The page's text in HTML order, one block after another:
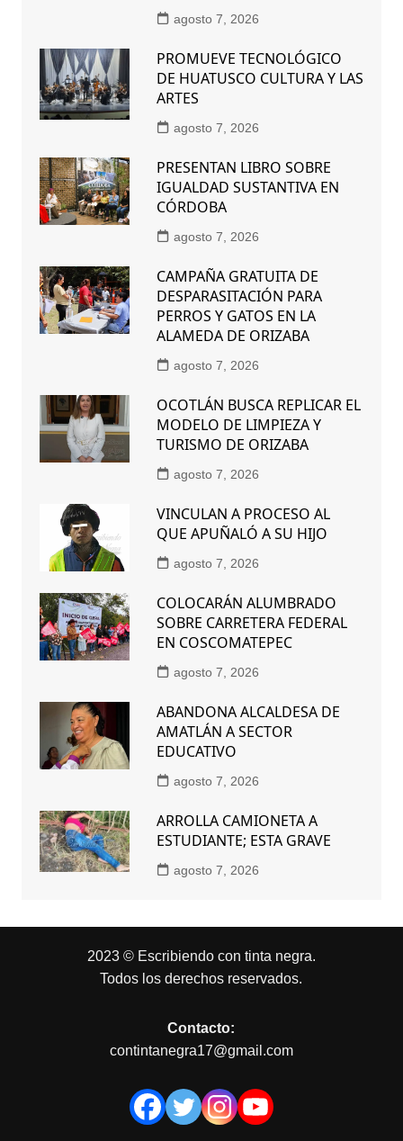
agosto 7, 2026
PROMUEVE TECNOLÓGICO
DE HUATUSCO CULTURA Y LAS
ARTES
agosto 7, 2026
PRESENTAN LIBRO SOBRE
IGUALDAD SUSTANTIVA EN
CÓRDOBA
agosto 7, 2026
CAMPAÑA GRATUITA DE
DESPARASITACIÓN PARA
PERROS Y GATOS EN LA
ALAMEDA DE ORIZABA
agosto 7, 2026
OCOTLÁN BUSCA REPLICAR EL
MODELO DE LIMPIEZA Y
TURISMO DE ORIZABA
agosto 7, 2026
VINCULAN A PROCESO AL
QUE APUÑALÓ A SU HIJO
agosto 7, 2026
COLOCARÁN ALUMBRADO
SOBRE CARRETERA FEDERAL
EN COSCOMATEPEC
agosto 7, 2026
ABANDONA ALCALDESA DE
AMATLÁN A SECTOR
EDUCATIVO
agosto 7, 2026
ARROLLA CAMIONETA A
ESTUDIANTE; ESTA GRAVE
agosto 7, 2026
2023 © Escribiendo con tinta negra.
Todos los derechos reservados.
Contacto:
contintanegra17@gmail.com